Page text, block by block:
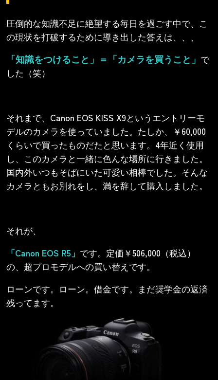
圧倒的な知識不足に絶望する毎日を過ごす中で、こ
の現状を打破するために導き出した答えは、、、
「知識をつけること」＝「カメラを買うこと」 で
した（笑）
それまで、Canon EOS KISS X9というエントリーモ
デルのカメラを使っていました。たしか、￥60,000
くらいで買ったものだたと思います。4年近く使用
し、このカメラと一緒に色んな場所に行きました。
国内外いつもそばにいた可愛い相棒でした。そんな
カメラともお別れをし、満を辞して購入しました。
それが、
「Canon EOS R5」 です。定価￥506,000（税込）
の、超プロモデルへの買い替えです。
ローンです。ローン。借金です。まだ奨学金の返済
残ってます。